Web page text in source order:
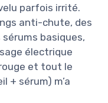
parfois irrité.
anti-chute, des
basiques,
électrique
et tout le
+ sérum) m’a